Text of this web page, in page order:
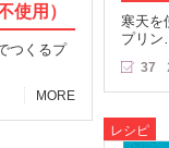
寒天を
プリ
37
使用）
つくるプ
MORE
レシピ